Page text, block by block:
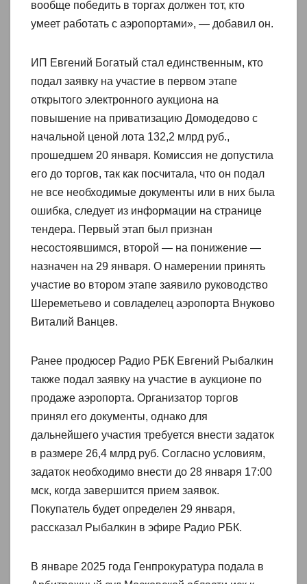
вообще победить в торгах должен тот, кто
умеет работать с аэропортами», — добавил он.
ИП Евгений Богатый стал единственным, кто
подал заявку на участие в первом этапе
открытого электронного аукциона на
повышение на приватизацию Домодедово с
начальной ценой лота 132,2 млрд руб.,
прошедшем 20 января. Комиссия не допустила
его до торгов, так как посчитала, что он подал
не все необходимые документы или в них была
ошибка, следует из информации на странице
тендера. Первый этап был признан
несостоявшимся, второй — на понижение —
назначен на 29 января. О намерении принять
участие во втором этапе заявило руководство
Шереметьево и совладелец аэропорта Внуково
Виталий Ванцев.
Ранее продюсер Радио РБК Евгений Рыбалкин
также подал заявку на участие в аукционе по
продаже аэропорта. Организатор торгов
принял его документы, однако для
дальнейшего участия требуется внести задаток
в размере 26,4 млрд руб. Согласно условиям,
задаток необходимо внести до 28 января 17:00
мск, когда завершится прием заявок.
Покупатель будет определен 29 января,
рассказал Рыбалкин в эфире Радио РБК.
В январе 2025 года Генпрокуратура подала в